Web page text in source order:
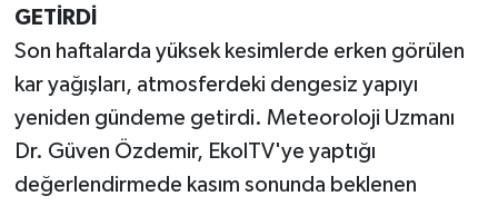
GETİRDİ
Son haftalarda yüksek kesimlerde erken görülen
kar yağışları, atmosferdeki dengesiz yapıyı
yeniden gündeme getirdi. Meteoroloji Uzmanı
Dr. Güven Özdemir, EkolTV'ye yaptığı
değerlendirmede kasım sonunda beklenen